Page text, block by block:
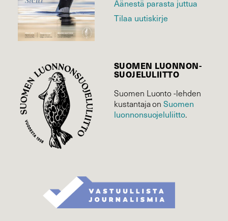
Äänestä parasta juttua
Tilaa uutiskirje
SUOMEN LUONNON­
SUOJELU­LIITTO
Suomen Luonto -lehden
kustantaja onSuomen
luonnonsuojelu­liitto.